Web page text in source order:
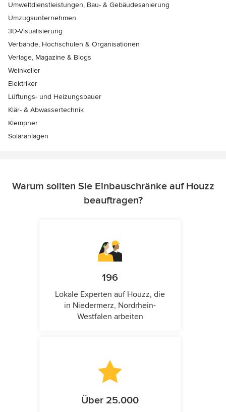
Umweltdienstleistungen, Bau- & Gebäudesanierung
Umzugsunternehmen
3D-Visualisierung
Verbände, Hochschulen & Organisationen
Verlage, Magazine & Blogs
Weinkeller
Elektriker
Lüftungs- und Heizungsbauer
Klär- & Abwassertechnik
Klempner
Solaranlagen
Warum sollten Sie Einbauschränke auf Houzz
beauftragen?
196
Lokale Experten auf Houzz, die
in Niedermerz, Nordrhein-
Westfalen arbeiten
Über 25.000